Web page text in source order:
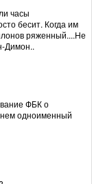
часы
бесит. Когда им
ряженный....Не
Димон..
ФБК о
одноименный